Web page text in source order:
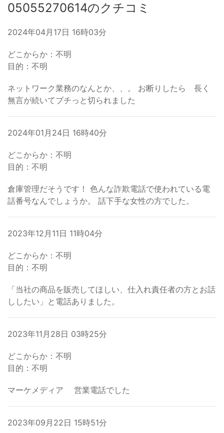
05055270614のクチコミ
2024年04月17日 16時03分
どこからか：不明
目的：不明
ネットワーク業務のなんとか、、。 お断りしたら 長く
無言が続いてブチっと切られました
2024年01月24日 16時40分
どこからか：不明
目的：不明
倉庫管理だそうです！ 色んな詐欺電話で使われている電
話番号なんでしょうか。 話下手な女性の方でした。
2023年12月11日 11時04分
どこからか：不明
目的：不明
「当社の商品を販売してほしい、仕入れ責任者の方とお話
ししたい」と電話ありました。
2023年11月28日 03時25分
どこからか：不明
目的：不明
マーケメディア 営業電話でした
2023年09月22日 15時51分